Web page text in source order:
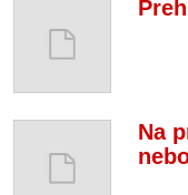
Na